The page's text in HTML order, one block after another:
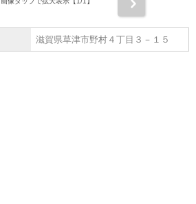
滋賀県草津市野村４丁目３－１５